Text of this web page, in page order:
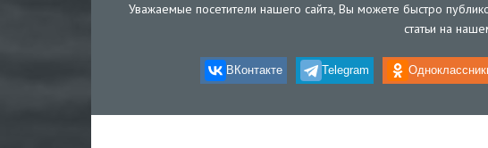
Уважаемые посетители нашего сайта, Вы можете быстро
статьи на
ВКонтакте Telegram